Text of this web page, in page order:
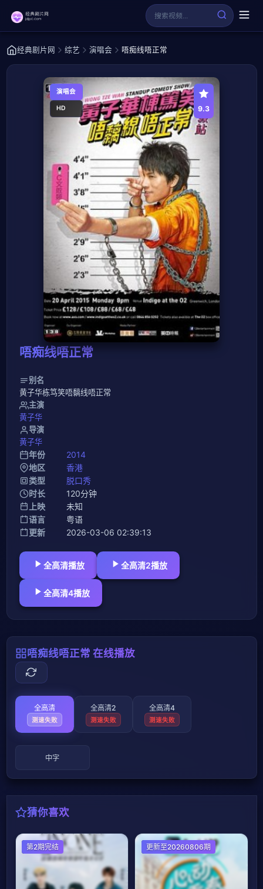
经典剧片网 综艺 演唱会 唔痴线唔正常
演唱会
HD 9.3
唔痴线唔正常
别名
黄子华栋笃笑唔黐线唔正常
主演
黄子华
导演
黄子华
年份
2014
地区
香港
类型
脱口秀
时长
120分钟
上映
未知
语言
粤语
更新
2026-03-06 02:39:13
全高清播放 全高清2播放
全高清4播放
唔痴线唔正常 在线播放
全高清
测速失败
全高清2
测速失败
全高清4
测速失败
中字
猜你喜欢
大陆综艺
第2期完结 大陆综艺
更新至20260806期